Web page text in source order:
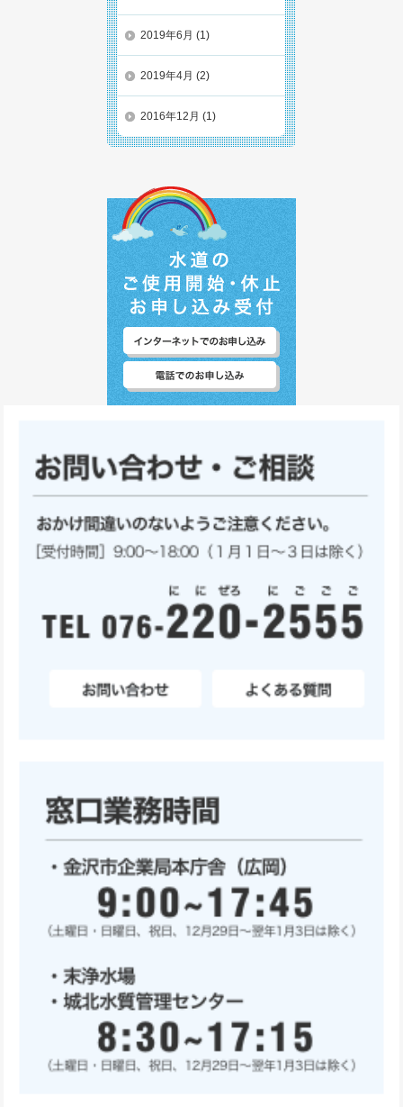
2019年6月 (1)
2019年4月 (2)
2016年12月 (1)